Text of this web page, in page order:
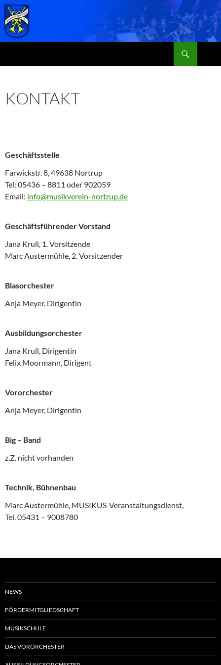
Zum
Inhalt
springen
KONTAKT
Geschäftsstelle
Farwickstr. 8, 49638 Nortrup
Tel: 05436 – 8811 oder 902059
Email: info@musikverein-nortrup.de
Geschäftsführender Vorstand
Jana Krull, 1. Vorsitzende
Marc Austermühle, 2. Vorsitzender
Blasorchester
Anja Meyer, Dirigentin
Ausbildungsorchester
Jana Krull, Dirigentin
Felix Moormann, Dirigent
Vororchester
Anja Meyer, Dirigentin
Big – Band
z.Z. nicht vorhanden
Technik, Bühnenbau
Marc Austermühle, MUSIKUS-Veranstaltungsdienst,
Tel. 05431 – 9008780
NEWS
FÖRDERMITGLIEDSCHAFT
MUSIKSCHULE
DAS VORORCHESTER